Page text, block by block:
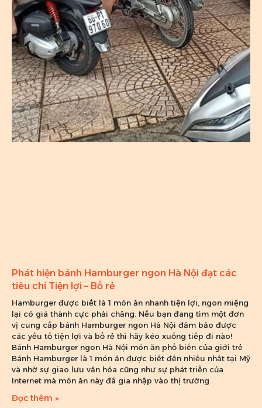
Phát hiện bánh Hamburger ngon Hà Nội đạt các
tiêu chí Tiện lợi – Bổ rẻ
Hamburger được biết là 1 món ăn nhanh tiện lợi, ngon miệng
lại có giá thành cực phải chăng. Nếu bạn đang tìm một đơn
vị cung cấp bánh Hamburger ngon Hà Nội đảm bảo được
các yếu tố tiện lợi và bổ rẻ thì hãy kéo xuống tiếp đi nào!
Bánh Hamburger ngon Hà Nội món ăn phổ biến của giới trẻ
Bánh Hamburger là 1 món ăn được biết đến nhiều nhất tại Mỹ
và nhờ sự giao lưu văn hóa cũng như sự phát triển của
Internet mà món ăn này đã gia nhập vào thị trường
Đọc thêm »